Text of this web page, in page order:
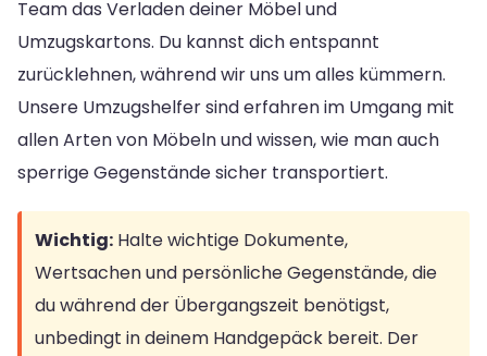
Team das Verladen deiner Möbel und
Umzugskartons. Du kannst dich entspannt
zurücklehnen, während wir uns um alles kümmern.
Unsere Umzugshelfer sind erfahren im Umgang mit
allen Arten von Möbeln und wissen, wie man auch
sperrige Gegenstände sicher transportiert.
Wichtig: Halte wichtige Dokumente,
Wertsachen und persönliche Gegenstände, die
du während der Übergangszeit benötigst,
unbedingt in deinem Handgepäck bereit. Der